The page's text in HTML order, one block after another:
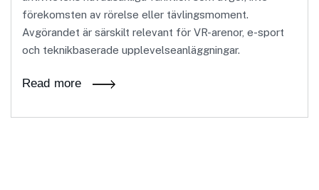
förekomsten av rörelse eller tävlingsmoment.
Avgörandet är särskilt relevant för VR-arenor, e-sport
och teknikbaserade upplevelseanläggningar.
Read more